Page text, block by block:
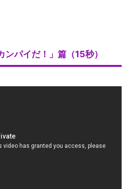
ンパイだ！」篇（15秒）